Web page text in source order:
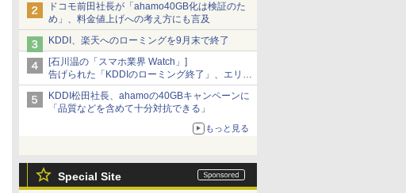
ドコモ前田社長が「ahamo40GB化は検証のた
め」、料金値上げへの考え方にも言及
KDDI、楽天へのローミングを9月末で終了
[石川温の「スマホ業界 Watch」]
告げられた「KDDIのローミング終了」、エリア
マップの落とし穴と楽天モバイルの課題
KDDI松田社長、ahamoの40GBキャンペーンに
「品質などを含めて十分対抗できる」
もっと見る
Special Site